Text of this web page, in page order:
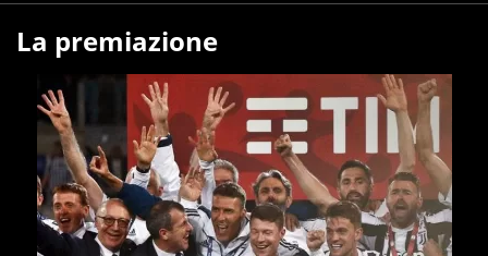
La premiazione